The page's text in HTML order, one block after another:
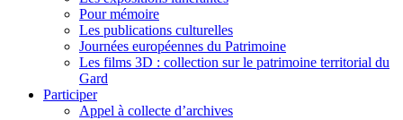
Pour mémoire
Les publications culturelles
Journées européennes du Patrimoine
Les films 3D : collection sur le patrimoine territorial du
Gard
Participer
Appel à collecte d’archives